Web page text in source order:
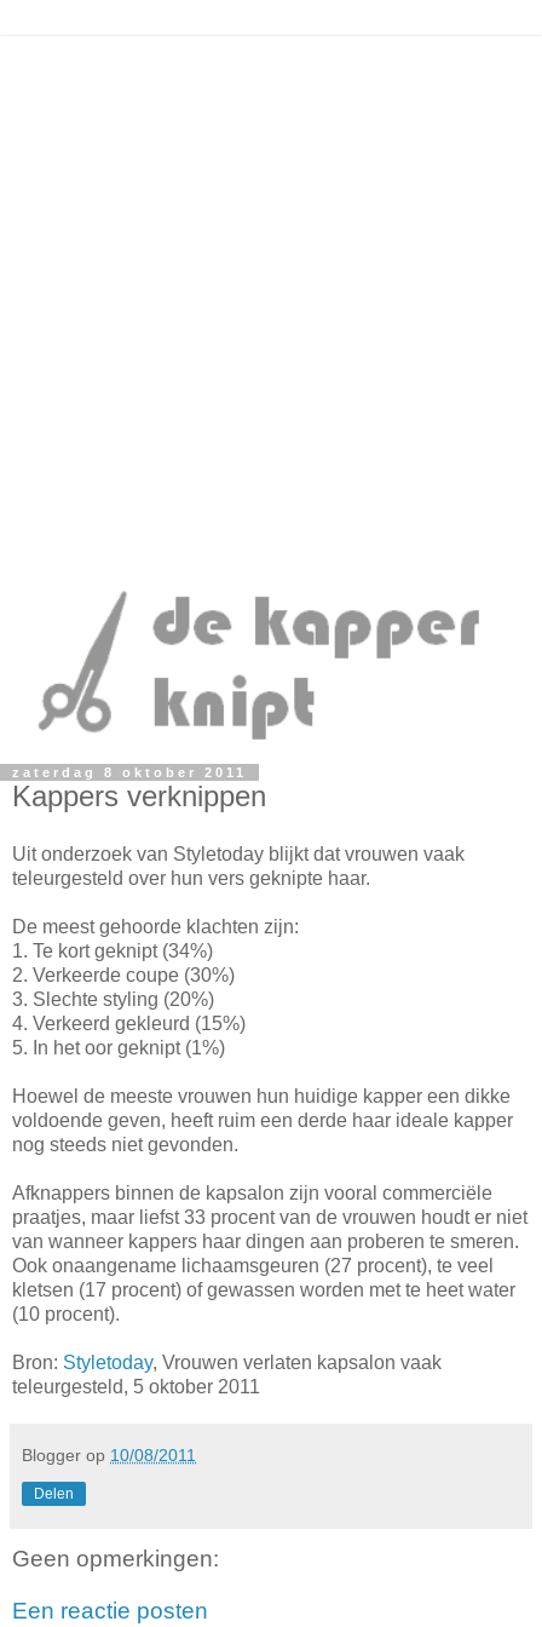
zaterdag 8 oktober 2011
Kappers verknippen
Uit onderzoek van Styletoday blijkt dat vrouwen vaak
teleurgesteld over hun vers geknipte haar.
De meest gehoorde klachten zijn:
1. Te kort geknipt (34%)
2. Verkeerde coupe (30%)
3. Slechte styling (20%)
4. Verkeerd gekleurd (15%)
5. In het oor geknipt (1%)
Hoewel de meeste vrouwen hun huidige kapper een dikke
voldoende geven, heeft ruim een derde haar ideale kapper
nog steeds niet gevonden.
Afknappers binnen de kapsalon zijn vooral commerciële
praatjes, maar liefst 33 procent van de vrouwen houdt er niet
van wanneer kappers haar dingen aan proberen te smeren.
Ook onaangename lichaamsgeuren (27 procent), te veel
kletsen (17 procent) of gewassen worden met te heet water
(10 procent).
Bron: Styletoday, Vrouwen verlaten kapsalon vaak
teleurgesteld, 5 oktober 2011
Blogger op 10/08/2011
Delen
Geen opmerkingen:
Een reactie posten